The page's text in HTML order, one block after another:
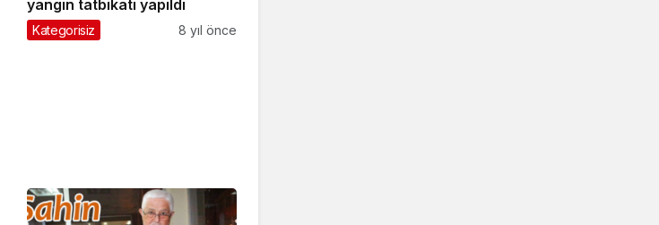
yangın tatbikatı yapıldı
Kategorisiz 8 yıl önce